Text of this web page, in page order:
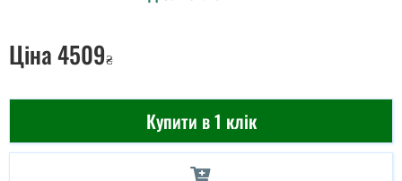
Ціна4509₴
Купити в 1 клік